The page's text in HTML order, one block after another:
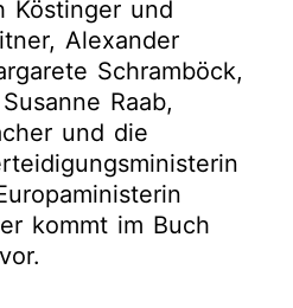
Köstinger und
Alexander
Schramböck,
Raab,
und die
kommt im Buch